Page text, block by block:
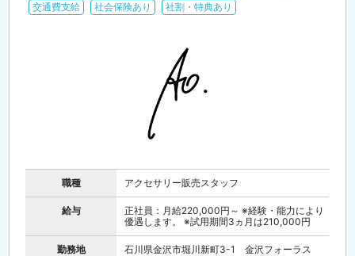
交通費支給
社会保険あり 社割・特典あり
職種 アクセサリー販売スタッフ
給与
正社員：月給220,000円～ ※経験・能力により
優遇します。 ※試用期間3ヵ月は210,000円
勤務地 石川県金沢市堀川新町3-1 金沢フォーラス